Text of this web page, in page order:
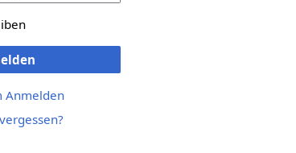
Anmelden